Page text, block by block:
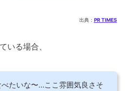
出典： PR TIMES
いる場合、
たいな〜…ここ雰囲気良さそ